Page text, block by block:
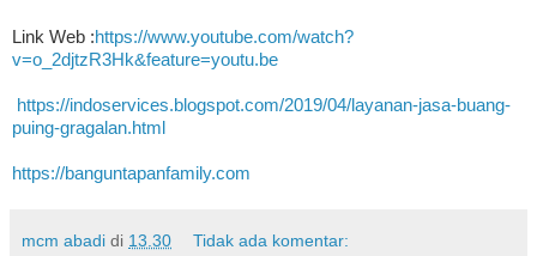
Link Web :https://www.youtube.com/watch?
v=o_2djtzR3Hk&feature=youtu.be
https://indoservices.blogspot.com/2019/04/layanan-jasa-buang-
puing-gragalan.html
https://banguntapanfamily.com
mcm abadi di 13.30 Tidak ada komentar: